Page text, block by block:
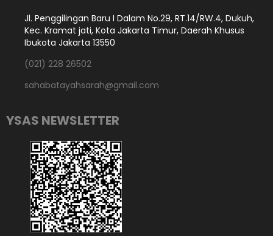
Jl. Penggilingan Baru I Dalam No.29, RT.14/RW.4, Dukuh,
Kec. Kramat jati, Kota Jakarta Timur, Daerah Khusus
Ibukota Jakarta 13550
(021) 228 26502
sahabatayahsarah@gmail.com
YSAS NEWSLETTER